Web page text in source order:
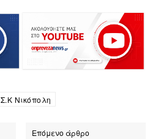
Σ.Κ Νικόπολη
Επόμενο άρθρο